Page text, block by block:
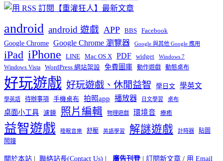
android android 遊戲 APP BBS Facebook
Google Chrome Google Chrome 瀏覽器 Google 與其他 Google 應用
iPad iPhone LINE Mac OS X PDF widget Windows 7
Windows Vista WordPress 網站架設 免費圖庫 動作遊戲 動態桌布
好玩遊戲 好玩遊戲、休閒益智 學日文 學英文
學英語 待辦事項 手機桌布 拍照app 播放器 日文學習 桌布
桌面小工具 濾鏡 照片編輯 物理遊戲 環境音 療癒
益智遊戲 睡眠音樂 舒壓 英語學習 解謎遊戲 計時器
貼圖
鬧鐘
關於本站 | 聯絡站長(Contact Us) | 廣告刊登| 訂閱新文章 / 用 Email